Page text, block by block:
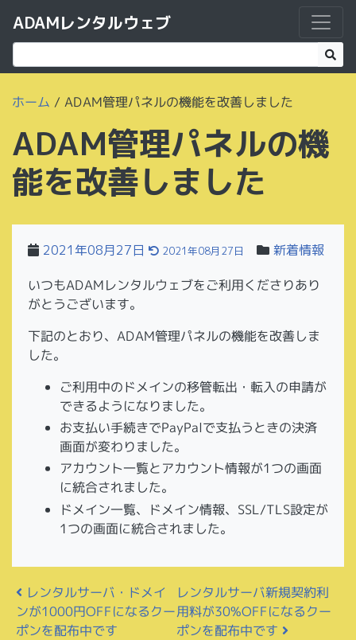
ADAMレンタルウェブ
ホーム /ADAM管理パネルの機能を改善しました
ADAM管理パネルの機
能を改善しました
2021年08月27日 2021年08月27日 新着情報
いつもADAMレンタルウェブをご利用くださりあり
がとうございます。
下記のとおり、ADAM管理パネルの機能を改善しま
した。
ご利用中のドメインの移管転出・転入の申請が
できるようになりました。
お支払い手続きでPayPalで支払うときの決済
画面が変わりました。
アカウント一覧とアカウント情報が1つの画面
に統合されました。
ドメイン一覧、ドメイン情報、SSL/TLS設定が
1つの画面に統合されました。
投稿ナビゲーション
レンタルサーバ・ドメイ
ンが1000円OFFになるクー
ポンを配布中です
レンタルサーバ新規契約利
用料が30%OFFになるクー
ポンを配布中です